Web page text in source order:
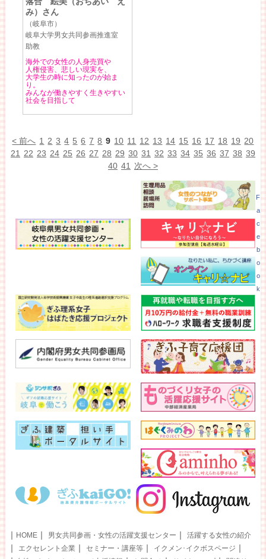
み）さん
（岐阜市）
岐阜大学男女共同参画推進室
助教
海外での女性の人身売買や
人権侵害、悲しい現実を、
大学生の時に知ったのが始ま
り。
みんなが働きやすく生きやすい
社会を目指して
< 前へ 1 2 3 4 5 6 7 8 9 10 11 12 13 14 15 16 17 18 19 20
21
22 23 24 25 26 27 28 29 30 31 32 33 34 35 36 37 38 39
40 41 次へ >
F
a
c
e
b
o
o
k
｜ HOME ｜ 男女共同参画・女性の活躍支援センター ｜ 活躍する女性の紹介
｜ エクセレント企業 ｜ セミナー・講座等 ｜ イクメン･イクボスページ ｜